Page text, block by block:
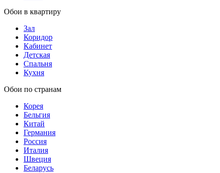
Обои в квартиру
Зал
Коридор
Кабинет
Детская
Спальня
Кухня
Обои по странам
Корея
Бельгия
Китай
Германия
Россия
Италия
Швеция
Беларусь